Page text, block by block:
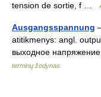
tension de sortie, f …
Ausgangsspannung
atitikmenys: angl.
выходное
terminų žodynas